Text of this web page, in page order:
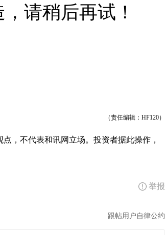
请稍后再试！
（责任编辑：HF120）
，不代表和讯网立场。投资者据此操作，
举报
跟帖用户自律公约